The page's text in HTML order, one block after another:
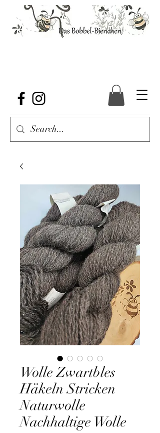
Wolle Zwartbles
Häkeln Stricken
Naturwolle
Nachhaltige Wolle